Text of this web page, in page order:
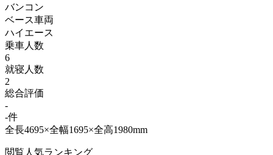
バンコン
ベース車両
ハイエース
乗車人数
6
就寝人数
2
総合評価
-
-件
全長4695×全幅1695×全高1980mm
閲覧人気ランキング